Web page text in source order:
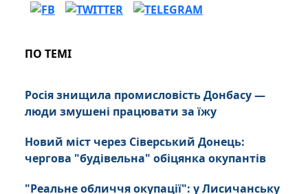
ПО ТЕМІ
Росія знищила промисловість Донбасу —
люди змушені працювати за їжу
Новий міст через Сіверський Донець:
чергова "будівельна" обіцянка окупантів
"Реальне обличчя окупації": у Лисичанську